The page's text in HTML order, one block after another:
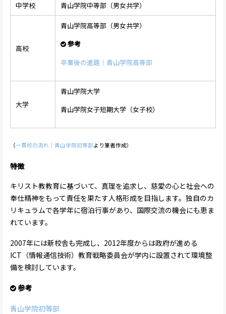
中学校 青山学院中等部（男女共学）
高校
青山学院高等部（男女共学）
参考
卒業後の進路｜青山学院高等部
大学
青山学院大学
青山学院女子短期大学（女子校）
（一貫校の流れ｜青山学院初等部より筆者作成）
特徴
キリスト教教育に基づいて、真理を追求し、慈愛の心と社会への
奉仕精神をもって責任を果たす人格形成を目指します。独自のカ
リキュラムで各学年に宿泊行事があり、国際交流の機会にも恵ま
れています。
2007年には新校舎も完成し、2012年度からは政府が進める
ICT（情報通信技術）教育戦略委員会が学内に設置されて環境整
備を検討しています。
参考
青山学院初等部